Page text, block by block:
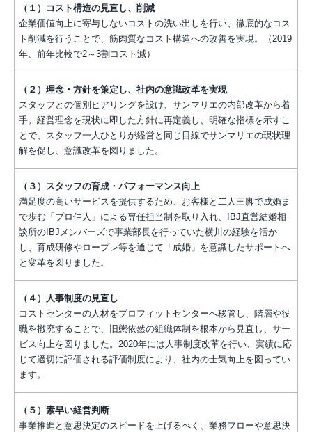
（１）コスト構造の見直し、削減
企業価値向上に寄与しないコストの洗い出しを行い、徹底的なコス
ト削減を行うことで、筋肉質なコスト構造への改善を実現。（2019
年、前年比較で2～3割コスト減）
（２）理念・方針を策定し、社内の意識改革を実現
スタッフとの個別ヒアリングを設け、サンマリエの内部改革から着
手。経営理念を現状に即した方針に再定義し、明確な指標を示すこ
とで、スタッフ一人ひとりが経営と同じ目線でサンマリエの現状理
解を促し、意識改革を図りました。
（３）スタッフの育成・パフォーマンス向上
満足度の高いサービスを提供するため、お客様と二人三脚で成婚ま
で歩む「プロ仲人」による専任担当制を取り入れ、IBJ直営結婚相
談所のIBJメンバーズで事業部長を行っていた横川の経験を活か
し、育成研修やロープレ等を通じて「成婚」を意識したサポートへ
と変革を図りました。
（４）人事制度の見直し
コストセンターの人材をプロフィットセンターへ移管し、階層や役
職を撤廃することで、旧態依然の組織体制を根本から見直し、サー
ビス向上を図りました。2020年には人事制度改革を行い、実績に応
じて適切に評価される評価制度により、社内の士気向上を図ってい
ます。
（５）素早い経営判断
事業推進と意思決定のスピードを上げるべく、業務フローや意思決